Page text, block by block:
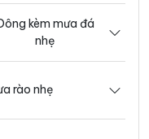
kèm mưa đá
nhẹ
rào nhẹ